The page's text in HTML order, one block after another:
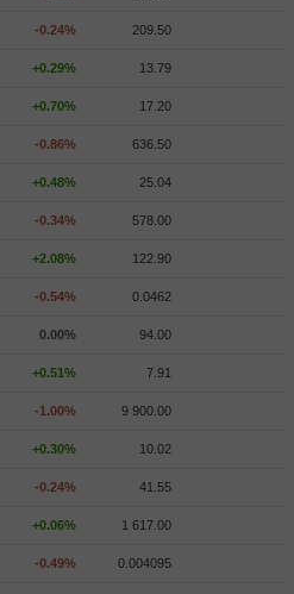
-0.24% 209.50
+0.29% 13.79
+0.70% 17.20
-0.86% 636.50
+0.48% 25.04
-0.34% 578.00
+2.08% 122.90
-0.54% 0.0462
0.00% 94.00
+0.51% 7.91
-1.00% 9 900.00
+0.30% 10.02
-0.24% 41.55
+0.06% 1 617.00
-0.49% 0.004095